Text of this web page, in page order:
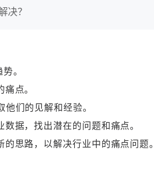
决？
。
点。
们的见解和经验。
据，找出潜在的问题和痛点。
思路，以解决行业中的痛点问题。
有货源没流量？母婴馆如何破局